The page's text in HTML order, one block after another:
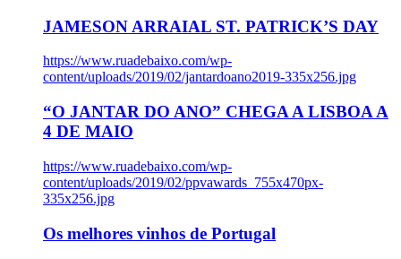
JAMESON ARRAIAL ST. PATRICK’S DAY
https://www.ruadebaixo.com/wp-
content/uploads/2019/02/jantardoano2019-335x256.jpg
“O JANTAR DO ANO” CHEGA A LISBOA A
4 DE MAIO
https://www.ruadebaixo.com/wp-
content/uploads/2019/02/ppvawards_755x470px-
335x256.jpg
Os melhores vinhos de Portugal